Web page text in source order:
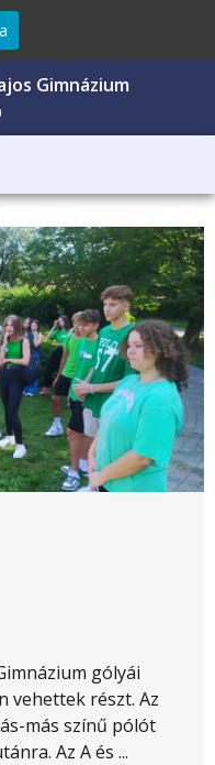
Gimnázium
gólyái
vehettek részt. Az
más színű pólót
Az A és ...